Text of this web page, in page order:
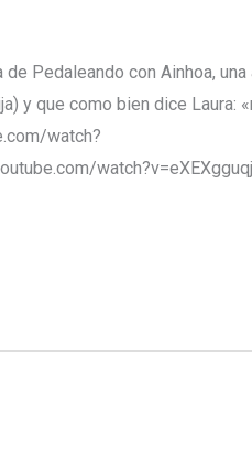
Pedaleando con Ainhoa,
y que como bien dice Laura:
watch?